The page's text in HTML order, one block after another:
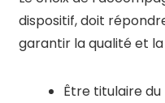
dispositif, doit
garantir la qualité et
Être titulaire du